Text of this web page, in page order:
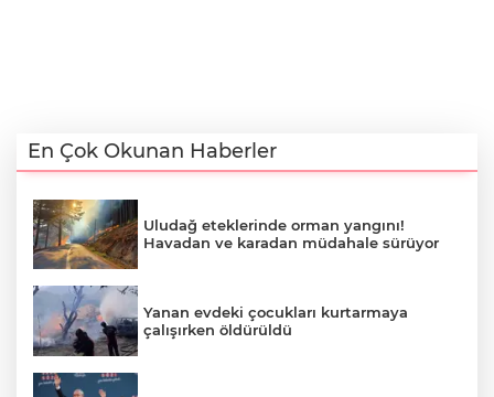
En Çok Okunan Haberler
Uludağ eteklerinde orman yangını!
Havadan ve karadan müdahale sürüyor
Yanan evdeki çocukları kurtarmaya
çalışırken öldürüldü